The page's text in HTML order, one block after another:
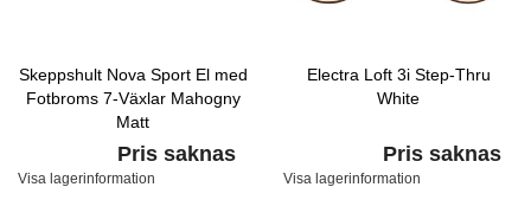
Skeppshult Nova Sport El med
Fotbroms 7-Växlar Mahogny
Matt
Pris saknas
Visa lagerinformation
Electra Loft 3i Step-Thru
White
Pris saknas
Visa lagerinformation